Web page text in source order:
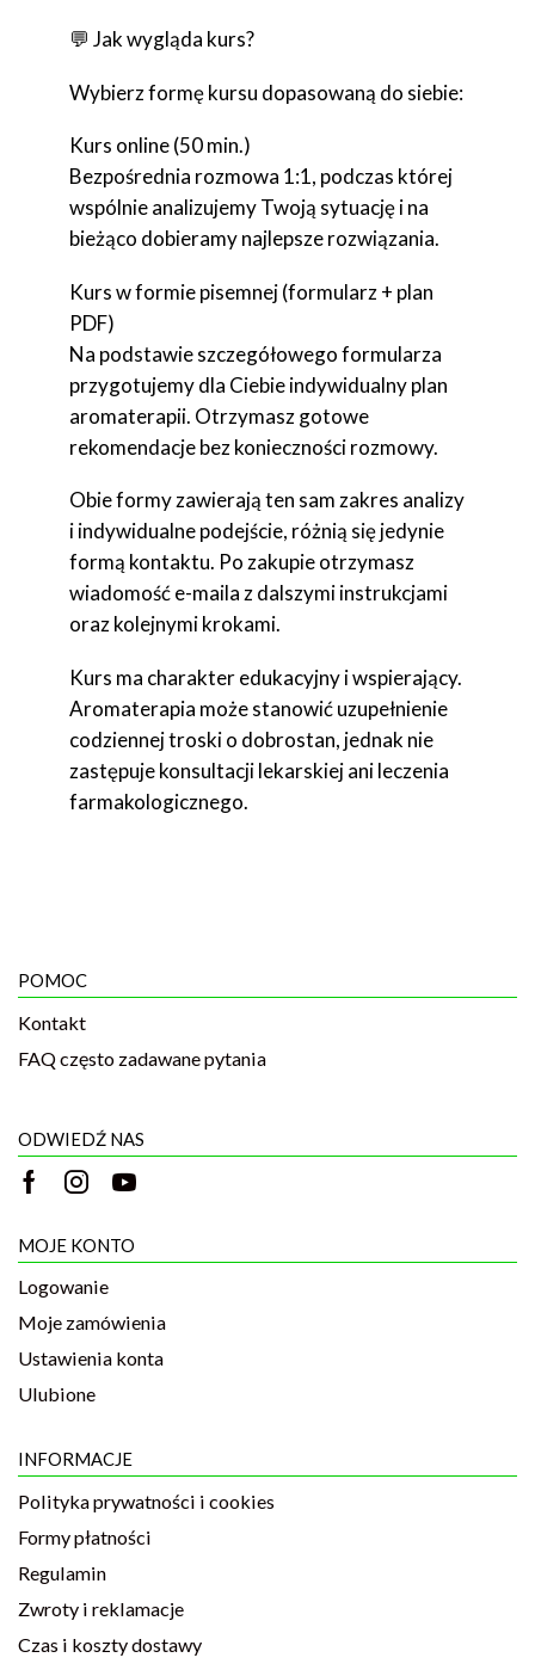
💬 Jak wygląda kurs?
Wybierz formę kursu dopasowaną do siebie:
Kurs online (50 min.)
Bezpośrednia rozmowa 1:1, podczas której
wspólnie analizujemy Twoją sytuację i na
bieżąco dobieramy najlepsze rozwiązania.
Kurs w formie pisemnej (formularz + plan
PDF)
Na podstawie szczegółowego formularza
przygotujemy dla Ciebie indywidualny plan
aromaterapii. Otrzymasz gotowe
rekomendacje bez konieczności rozmowy.
Obie formy zawierają ten sam zakres analizy
i indywidualne podejście, różnią się jedynie
formą kontaktu. Po zakupie otrzymasz
wiadomość e-maila z dalszymi instrukcjami
oraz kolejnymi krokami.
Kurs ma charakter edukacyjny i wspierający.
Aromaterapia może stanowić uzupełnienie
codziennej troski o dobrostan, jednak nie
zastępuje konsultacji lekarskiej ani leczenia
farmakologicznego.
POMOC
Kontakt
FAQ często zadawane pytania
ODWIEDŹ NAS
MOJE KONTO
Logowanie
Moje zamówienia
Ustawienia konta
Ulubione
INFORMACJE
Polityka prywatności i cookies
Formy płatności
Regulamin
Zwroty i reklamacje
Czas i koszty dostawy